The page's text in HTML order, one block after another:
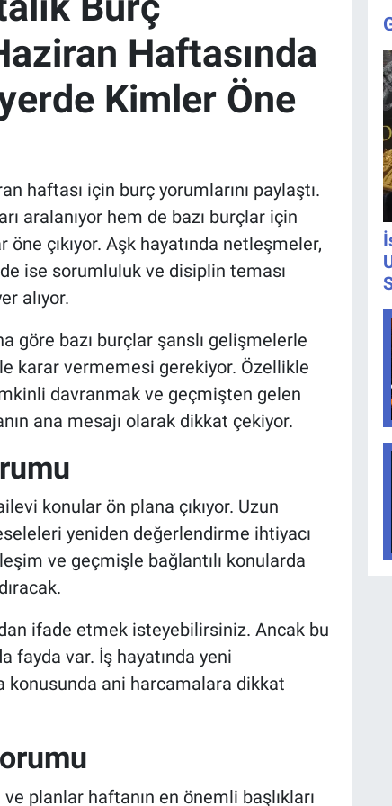
Haftasında
Kimler Öne
haftası için burç yorumlarını paylaştı.
aralanıyor hem de bazı burçlar için
çıkıyor. Aşk hayatında netleşmeler,
ise sorumluluk ve disiplin teması
alıyor.
göre bazı burçlar şanslı gelişmelerle
karar vermemesi gerekiyor. Özellikle
davranmak ve geçmişten gelen
ana mesajı olarak dikkat çekiyor.
konular ön plana çıkıyor. Uzun
yeniden değerlendirme ihtiyacı
ve geçmişle bağlantılı konularda
ifade etmek isteyebilirsiniz. Ancak bu
fayda var. İş hayatında yeni
ani harcamalara dikkat
planlar haftanın en önemli başlıkları